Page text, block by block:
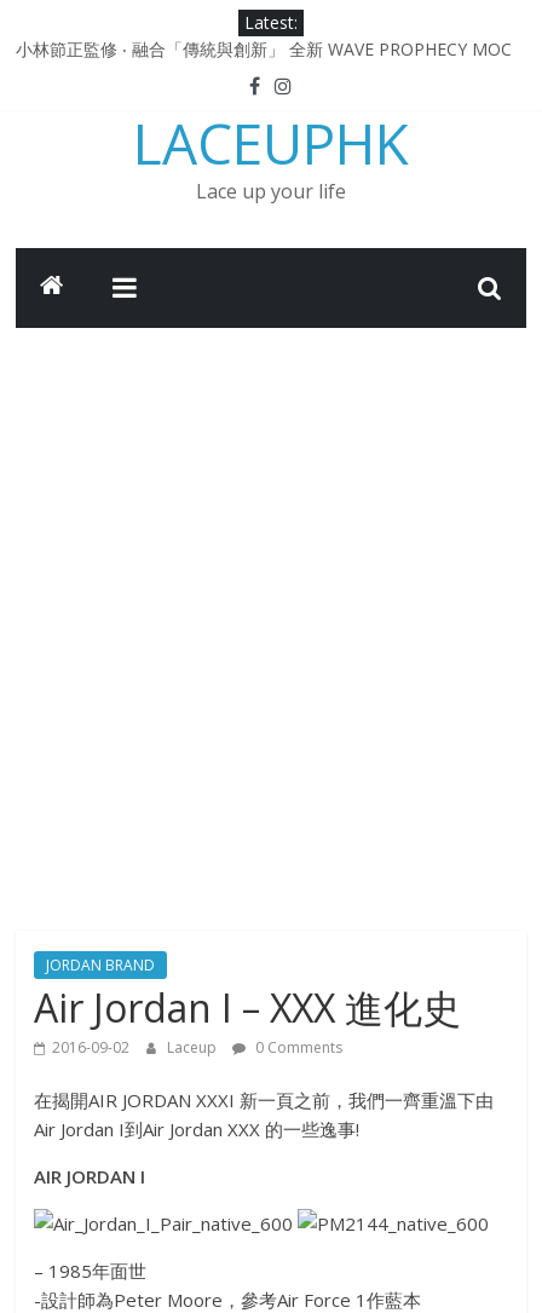
Latest:
小林節正監修 ‧ 融合「傳統與創新」 全新 WAVE PROPHECY MOC
Under Armour Curry 12最新簽名鞋升級登場 Curry USA 夢幻配色
延續奧運男籃熱話 同場加映．足踏Curry宇宙．別注版Curry Tour 中
Under Armour Curry 11及 Curry 4 Retro「Championship
Mindset」 保持爭勝之心 爭標路上永不止步
日本東京都創作分部提案 NEW BALANCE / TOKYO DESIGN
LACEUPHK
Lace up your life
JORDAN BRAND
Air Jordan I – XXX 進化史
2016-09-02 Laceup 0 Comments
在揭開AIR JORDAN XXXI 新一頁之前，我們一齊重溫下由
Air Jordan I到Air Jordan XXX 的一些逸事!
AIR JORDAN I
– 1985年面世
-設計師為Peter Moore，參考Air Force 1作藍本